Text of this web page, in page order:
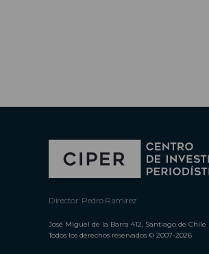
Director: Pedro Ramírez
José Miguel de la Barra 412, Santiago de Chile
Todos los derechos reservados © 2007-2026